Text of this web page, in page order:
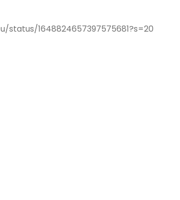
1648824657397575681?s=20